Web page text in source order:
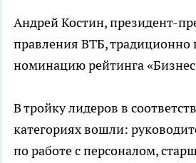
Андрей Костин, президент-
правления ВТБ, традиционно
номинацию рейтинга
В тройку лидеров в
категориях вошли:
по работе с персоналом,